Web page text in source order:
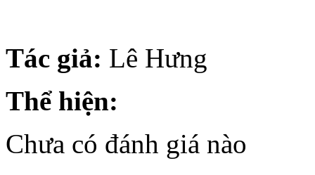
Tác giả: Lê Hưng
Thể hiện:
Chưa có đánh giá nào